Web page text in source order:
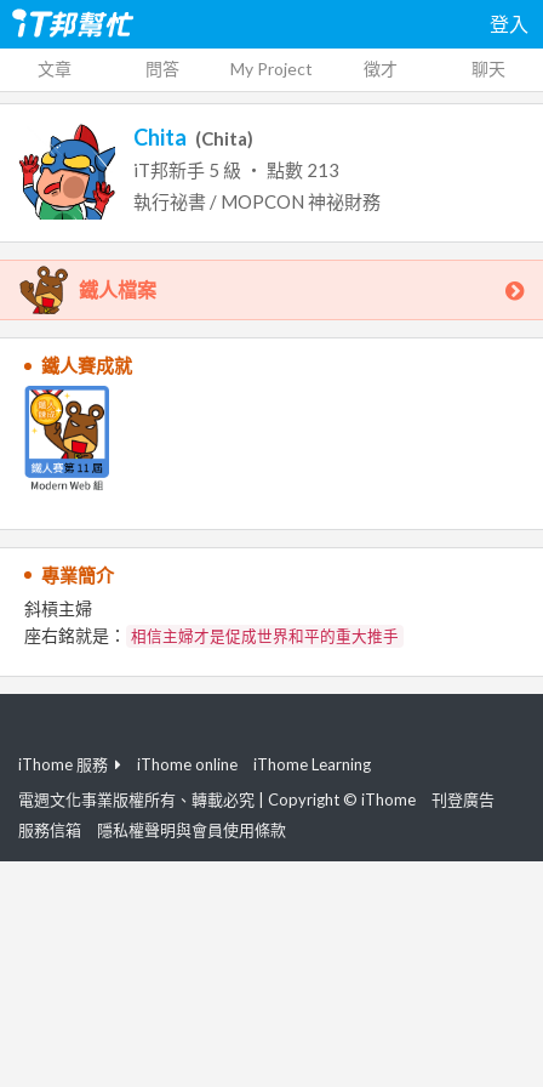
登入
文章 問答 My Project 徵才 聊天
Chita (Chita)
iT邦新手 5 級 ‧ 點數 213
執行祕書 / MOPCON 神祕財務
鐵人檔案
鐵人賽成就
專業簡介
斜槓主婦
座右銘就是：
相信主婦才是促成世界和平的重大推手
iThome 服務 iThome online
iThome Learning
電週文化事業版權所有、轉載必究 | Copyright © iThome
刊登廣告
服務信箱
隱私權聲明與會員使用條款